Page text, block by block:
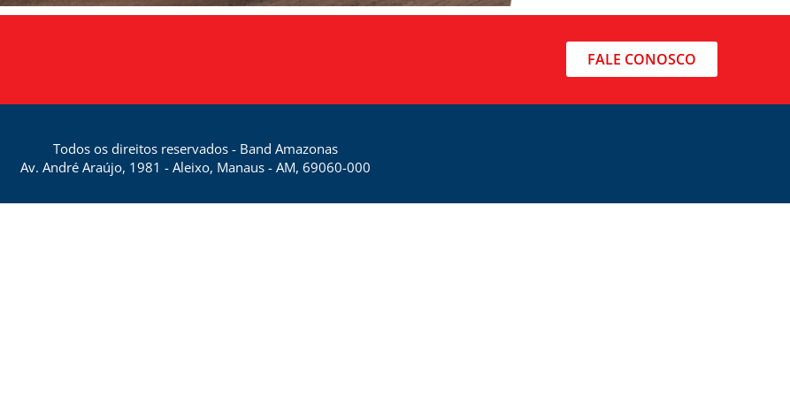
FALE CONOSCO
Todos os direitos reservados - Band Amazonas
Av. André Araújo, 1981 - Aleixo, Manaus - AM, 69060-000